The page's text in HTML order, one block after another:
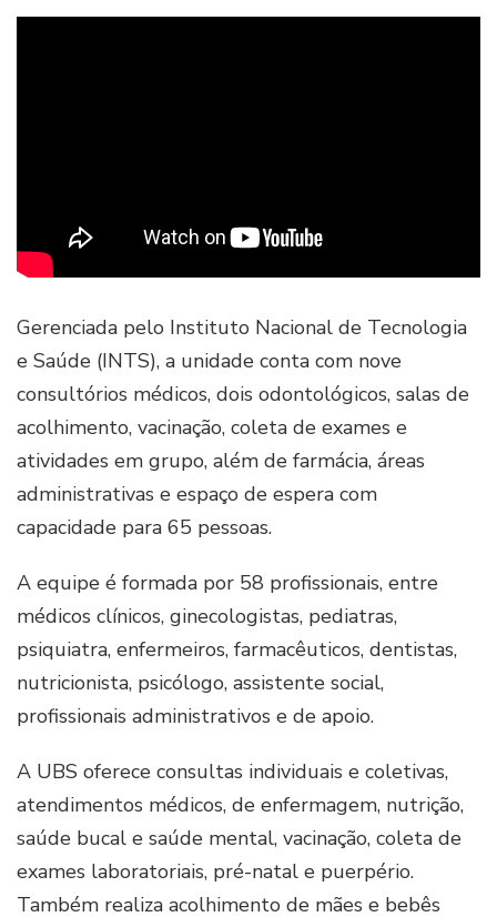
Gerenciada pelo Instituto Nacional de Tecnologia
e Saúde (INTS), a unidade conta com nove
consultórios médicos, dois odontológicos, salas de
acolhimento, vacinação, coleta de exames e
atividades em grupo, além de farmácia, áreas
administrativas e espaço de espera com
capacidade para 65 pessoas.
A equipe é formada por 58 profissionais, entre
médicos clínicos, ginecologistas, pediatras,
psiquiatra, enfermeiros, farmacêuticos, dentistas,
nutricionista, psicólogo, assistente social,
profissionais administrativos e de apoio.
A UBS oferece consultas individuais e coletivas,
atendimentos médicos, de enfermagem, nutrição,
saúde bucal e saúde mental, vacinação, coleta de
exames laboratoriais, pré-natal e puerpério.
Também realiza acolhimento de mães e bebês